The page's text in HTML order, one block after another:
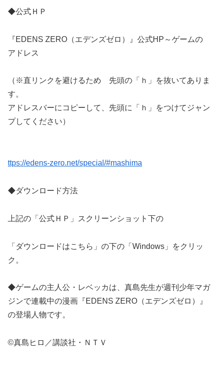
◆公式ＨＰ
『EDENS ZERO（エデンズゼロ）』公式HP～ゲームの
アドレス
（※直リンクを避けるため 先頭の「ｈ」を抜いてありま
す。
アドレスバーにコピーして、先頭に「ｈ」をつけてジャン
プしてください）
ttps://edens-zero.net/special/#mashima
◆ダウンロード方法
上記の「公式ＨＰ」スクリーンショット下の
「ダウンロードはこちら」の下の「Windows」をクリッ
ク。
◆ゲームの主人公・レベッカは、真島先生が週刊少年マガ
ジンで連載中の漫画『EDENS ZERO（エデンズゼロ）』
の登場人物です。
©真島ヒロ／講談社・ＮＴＶ